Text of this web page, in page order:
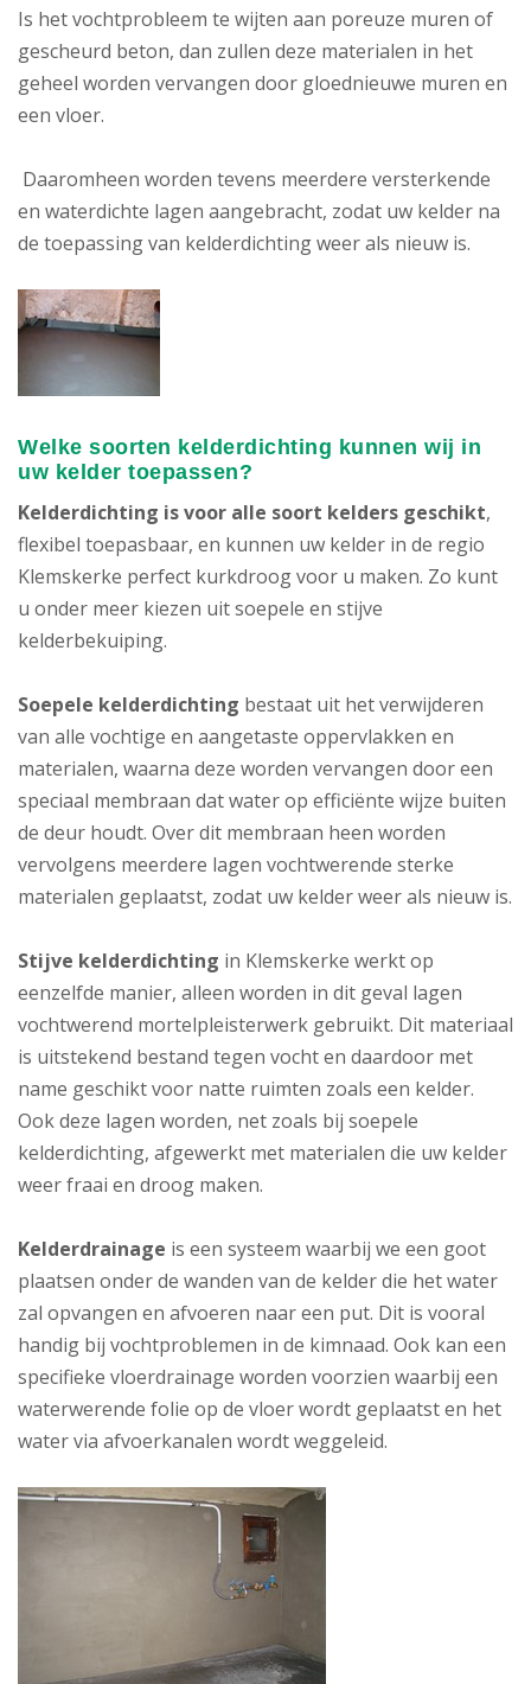
Is het vochtprobleem te wijten aan poreuze muren of
gescheurd beton, dan zullen deze materialen in het
geheel worden vervangen door gloednieuwe muren en
een vloer.
Daaromheen worden tevens meerdere versterkende
en waterdichte lagen aangebracht, zodat uw kelder na
de toepassing van kelderdichting weer als nieuw is.
Welke soorten kelderdichting kunnen wij in
uw kelder toepassen?
Kelderdichting is voor alle soort kelders geschikt,
flexibel toepasbaar, en kunnen uw kelder in de regio
Klemskerke perfect kurkdroog voor u maken. Zo kunt
u onder meer kiezen uit soepele en stijve
kelderbekuiping.
Soepele kelderdichting bestaat uit het verwijderen
van alle vochtige en aangetaste oppervlakken en
materialen, waarna deze worden vervangen door een
speciaal membraan dat water op efficiënte wijze buiten
de deur houdt. Over dit membraan heen worden
vervolgens meerdere lagen vochtwerende sterke
materialen geplaatst, zodat uw kelder weer als nieuw is.
Stijve kelderdichting in Klemskerke werkt op
eenzelfde manier, alleen worden in dit geval lagen
vochtwerend mortelpleisterwerk gebruikt. Dit materiaal
is uitstekend bestand tegen vocht en daardoor met
name geschikt voor natte ruimten zoals een kelder.
Ook deze lagen worden, net zoals bij soepele
kelderdichting, afgewerkt met materialen die uw kelder
weer fraai en droog maken.
Kelderdrainage is een systeem waarbij we een goot
plaatsen onder de wanden van de kelder die het water
zal opvangen en afvoeren naar een put. Dit is vooral
handig bij vochtproblemen in de kimnaad. Ook kan een
specifieke vloerdrainage worden voorzien waarbij een
waterwerende folie op de vloer wordt geplaatst en het
water via afvoerkanalen wordt weggeleid.